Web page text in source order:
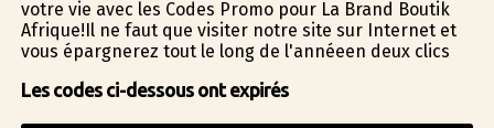
votre vie avec les Codes Promo pour La Brand Boutik
Afrique!Il ne faut que visiter notre site sur Internet et
vous épargnerez tout le long de l'annéeen deux clics
Les codes ci-dessous ont expirés